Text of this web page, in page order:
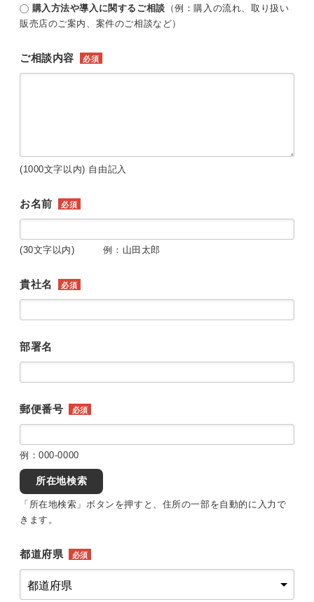
購入方法や導入に関するご相談 （例：購入の流れ、取り扱い
販売店のご案内、案件のご相談など）
ご相談内容 必須
(1000文字以内) 自由記入
お名前 必須
(30文字以内) 例：山田太郎
貴社名 必須
部署名
郵便番号 必須
例：000-0000
所在地検索
「所在地検索」ボタンを押すと、住所の一部を自動的に入力で
きます。
都道府県 必須